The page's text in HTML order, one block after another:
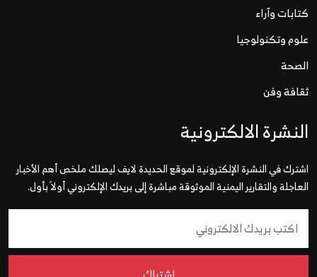
كتابات وآراء
علوم وتكنولوجيا
الصحة
ثقافة وفن
النشرة الالكترونية
اشترك في النشرة الإلكترونية لموقع الحديدة لايف ليصلك ملخص أهم الأخبار
العاجلة والتقارير اليمنية الموثوقة مباشرة إلى بريدك الإلكتروني أولاً بأول.